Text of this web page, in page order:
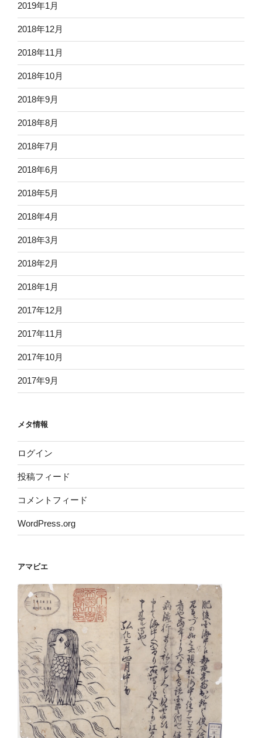
2019年1月
2018年12月
2018年11月
2018年10月
2018年9月
2018年8月
2018年7月
2018年6月
2018年5月
2018年4月
2018年3月
2018年2月
2018年1月
2017年12月
2017年11月
2017年10月
2017年9月
メタ情報
ログイン
投稿フィード
コメントフィード
WordPress.org
アマビエ